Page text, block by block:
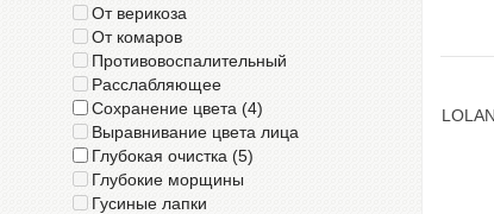
От верикоза
От комаров
Противовоспалительный
Расслабляющее
Сохранение цвета (4)
Выравнивание цвета лица
Глубокая очистка (5)
Глубокие морщины
Гусиные лапки